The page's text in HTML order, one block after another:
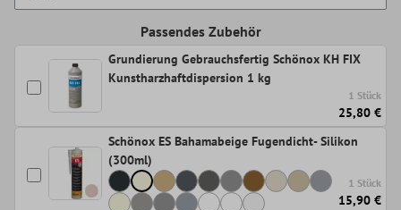
Passendes Zubehör
Grundierung Gebrauchsfertig Schönox KH FIX
Kunstharzhaftdispersion 1 kg
1 Stück
25,80 €
Schönox ES Bahamabeige Fugendicht- Silikon
(300ml)
1 Stück
15,90 €